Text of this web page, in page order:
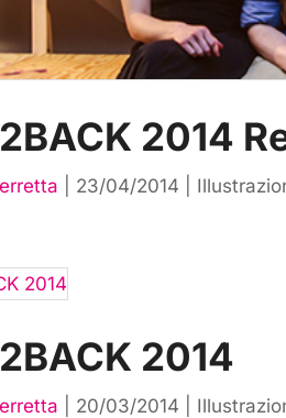
2014
23/04/2014
2014
20/03/2014